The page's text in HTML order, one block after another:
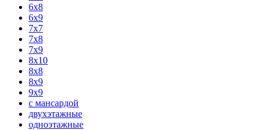
6x8
6x9
7x7
7x8
7x9
8x10
8x8
8x9
9x9
с мансардой
двухэтажные
одноэтажные